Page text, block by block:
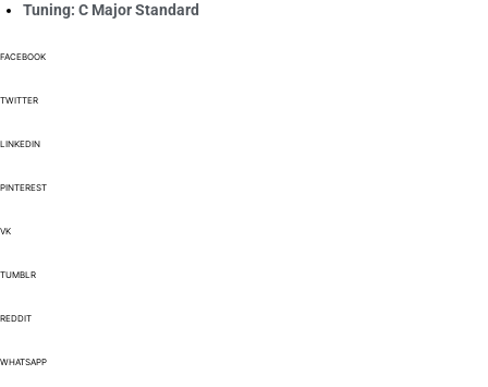
Tuning: C Major Standard
FACEBOOK
TWITTER
LINKEDIN
PINTEREST
VK
TUMBLR
REDDIT
WHATSAPP